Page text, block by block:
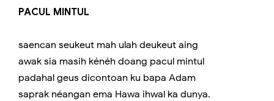
PACUL MINTUL
saencan seukeut mah ulah deukeut aing
awak sia masih kénéh doang pacul mintul
padahal geus dicontoan ku bapa Adam
saprak néangan ema Hawa ihwal ka dunya.